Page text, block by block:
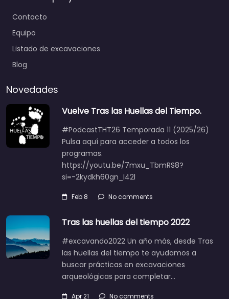
Contacto
Equipo
Listado de excavaciones
Blog
Novedades
Vuelve Tras las Huellas del Tiempo.
#PodcastTHT26 Temporada 11 (2025/26)
Pulsa aquí para acceder a todos los
programas.
https://youtu.be/7mxu_TbmRS8?
si=-2kydkh60gn_I42l
Feb 8 No comments
Tras las huellas del tiempo 2022
#excavando2022 Un año más, desde Tras
las huellas del tiempo te ayudamos a
buscar prácticas en excavaciones
arqueológicas para completar…
Apr 21 No comments